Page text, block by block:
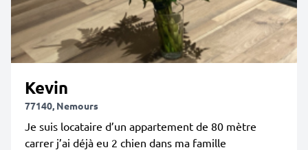
Kevin
77140, Nemours
Je suis locataire d’un appartement de 80 mètre
carrer j’ai déjà eu 2 chien dans ma famille